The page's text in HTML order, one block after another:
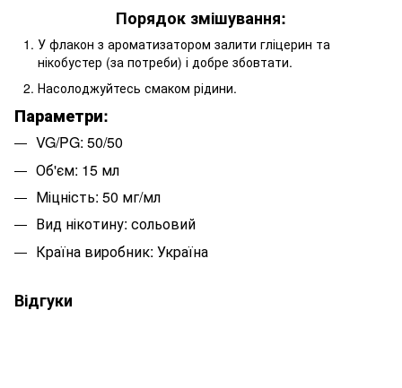
Порядок змішування:
У флакон з ароматизатором залити гліцерин та
нікобустер (за потреби) і добре збовтати.
Насолоджуйтесь смаком рідини.
Параметри:
VG/PG: 50/50
Об'єм: 15 мл
Міцність: 50 мг/мл
Вид нікотину: сольовий
Країна виробник: Україна
Відгуки